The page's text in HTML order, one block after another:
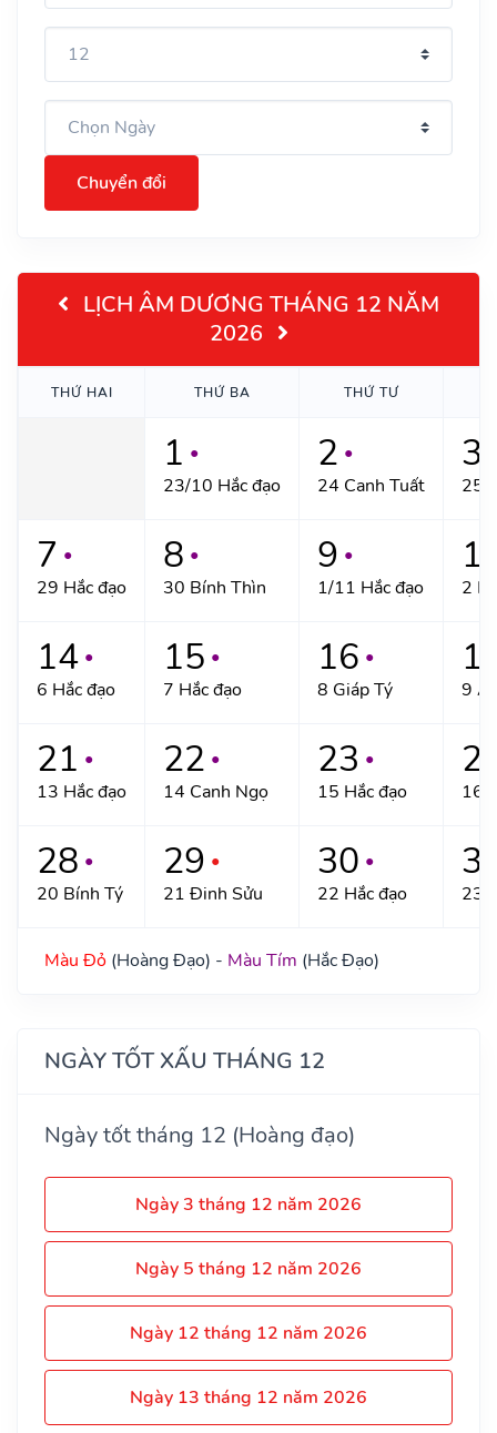
Chuyển đổi
LỊCH ÂM DƯƠNG THÁNG 12 NĂM
2026
THỨ HAI THỨ BA THỨ TƯ
1 ●
23/10 Hắc đạo
2 ●
24 Canh Tuất
3
25
7 ●
29 Hắc đạo
8 ●
30 Bính Thìn
9 ●
1/11 Hắc đạo 2
14 ●
6 Hắc đạo
15 ●
7 Hắc đạo
16 ●
8 Giáp Tý 9
21 ●
13 Hắc đạo
22 ●
14 Canh Ngọ
23 ●
15 Hắc đạo 16
28 ●
20 Bính Tý
29 ●
21 Đinh Sửu
30 ●
22 Hắc đạo 23
Màu Đỏ (Hoàng Đạo) - Màu Tím (Hắc Đạo)
NGÀY TỐT XẤU THÁNG 12
Ngày tốt tháng 12 (Hoàng đạo)
Ngày 3 tháng 12 năm 2026
Ngày 5 tháng 12 năm 2026
Ngày 12 tháng 12 năm 2026
Ngày 13 tháng 12 năm 2026